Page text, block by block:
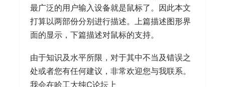
最广泛的用户输入设备就是鼠标了。因此本文
打算以两部份分别进行描述。上篇描述图形界
面的显示，下篇描述对鼠标的支持。
由于知识及水平所限，对于其中不当及错误之
处或者您有任何建议，非常欢迎您与我联系。
我会在哈工大纯C论坛上